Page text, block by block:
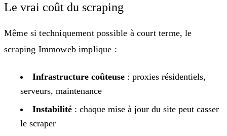
Le vrai coût du scraping
Même si techniquement possible à court terme, le
scraping Immoweb implique :
Infrastructure coûteuse : proxies résidentiels,
serveurs, maintenance
Instabilité : chaque mise à jour du site peut casser
le scraper